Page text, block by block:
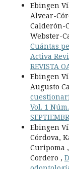
Ebingen
Alvear-
Calderón-
Webster-
Cuántas
Activa
REVISTA
Ebingen
Augusto
Vol. 1
Ebingen
Córdova,
Curipoma
Cordero ,